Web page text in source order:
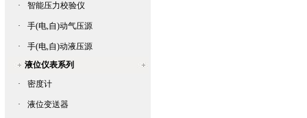
· 智能压力校验仪
· 手(电,自)动气压源
·
手(电,自)动液压源
液位仪表系列
·
密度计
· 液位变送器